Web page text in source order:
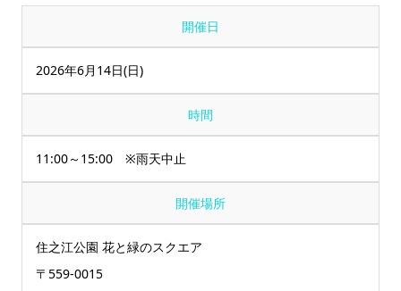
開催日
2026年6月14日(日)
時間
11:00～15:00 ※雨天中止
開催場所
住之江公園 花と緑のスクエア
〒559-0015